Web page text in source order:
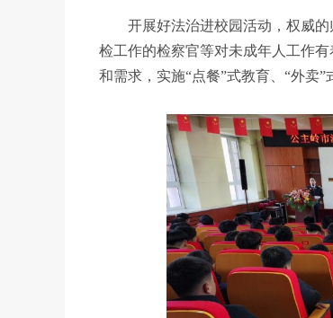
开展好法治进校园活动，权威的
检工作的检察官等对未成年人工作
和需求，实施“点餐”式教育、“外卖”